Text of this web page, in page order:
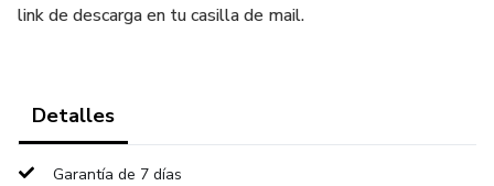
link de descarga en tu casilla de mail.
Detalles
Garantía de 7 días